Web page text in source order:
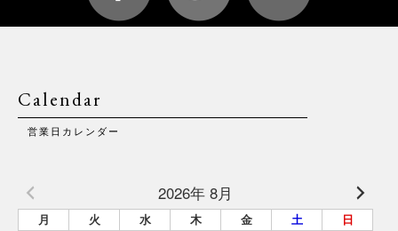
Calendar
営業日カレンダー
2026年 8月
月 火 水 木 金 土 日